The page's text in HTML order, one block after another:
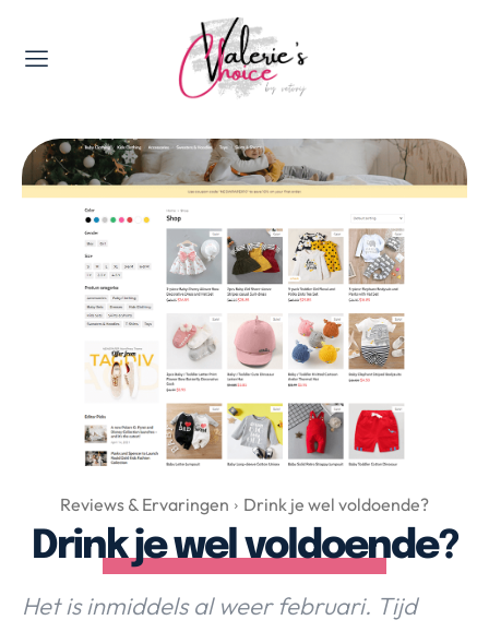
Valerie's Topics
Travel & Culture
Food & Drinks
Happyness & Opmerkelijk
Lifestyle, Sport & Duurzaamheid
Gadgets & Tech
Top 5 van Valerie
Health & Beauty
Huis & Tuin
Nieuws & Media
Over Valerie
Over Valerie
De Top 5
Contact
Reviews & Ervaringen Drink je wel voldoende?
Drink je wel voldoende?
Het is inmiddels al weer februari. Tijd